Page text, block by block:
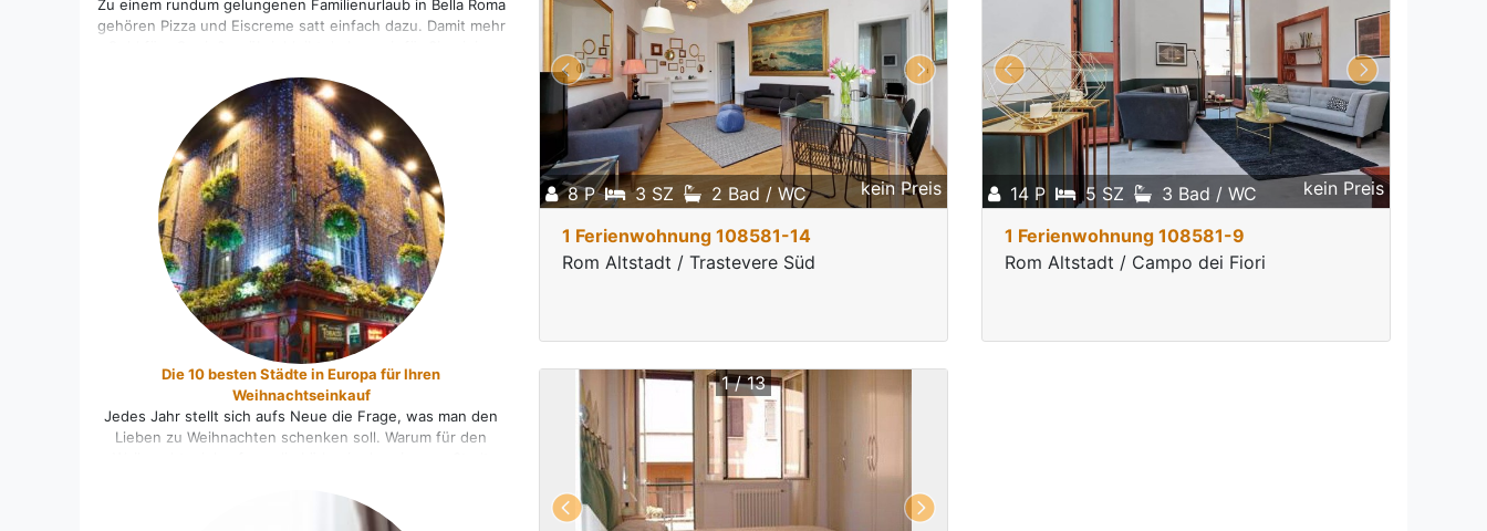
8 P 3 SZ 2 Bad / WC kein Preis
1 Ferienwohnung 108581-14
Rom Altstadt / Trastevere Süd
14 P 5 SZ 3 Bad / WC kein Preis
1 Ferienwohnung 108581-9
Rom Altstadt / Campo dei Fiori
1 / 13
Zu einem rundum gelungenen Familienurlaub in Bella Roma
gehören Pizza und Eiscreme satt einfach dazu. Damit mehr
der beliebtesten Rom Tipps: das Kolosseum Das
Kolosseum lädt Sie und Ihre Kids zu einer imaginären
Zeitreise in die Epoche von „Brot [...]
Die 10 besten Städte in Europa für Ihren
Weihnachtseinkauf
Jedes Jahr stellt sich aufs Neue die Frage, was man den
Lieben zu Weihnachten schenken soll. Warum für den
besten Städte in Europa unternehmen können. Wir haben
10 Städte für Sie herausgesucht, die ein einzigartiges